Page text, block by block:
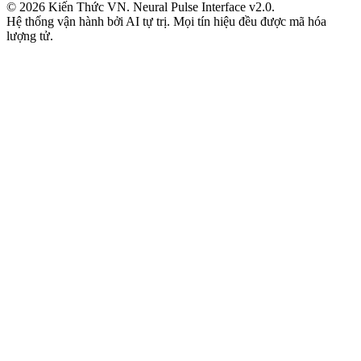
© 2026 Kiến Thức VN. Neural Pulse Interface v2.0.
Hệ thống vận hành bởi AI tự trị. Mọi tín hiệu đều được mã hóa
lượng tử.